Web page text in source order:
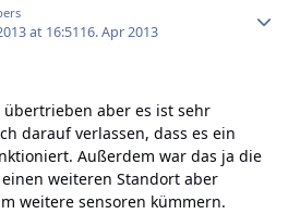
at 16:5116. Apr 2013
aber es ist sehr
darauf verlassen, dass es ein
Außerdem war das ja die
weiteren Standort aber
weitere sensoren kümmern.